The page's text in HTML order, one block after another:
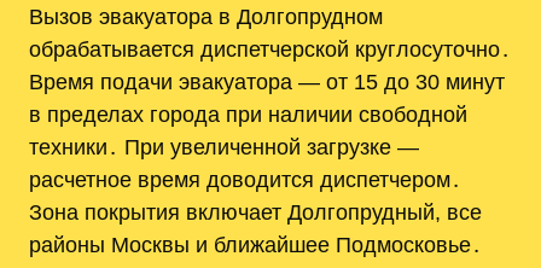
Вызов эвакуатора в Долгопрудном
обрабатывается диспетчерской круглосуточно․
Время подачи эвакуатора — от 15 до 30 минут
в пределах города при наличии свободной
техники․ При увеличенной загрузке —
расчетное время доводится диспетчером․
Зона покрытия включает Долгопрудный, все
районы Москвы и ближайшее Подмосковье․